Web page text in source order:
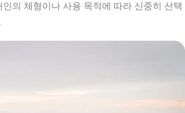
의 체형이나 사용 목적에 따라 신중히 선택